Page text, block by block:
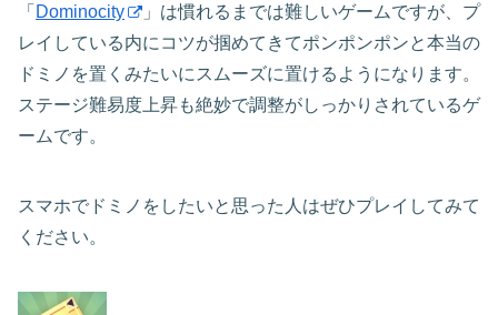
「 Dominocity
」は慣れるまでは難しいゲームですが、プ
レイしている内にコツが掴めてきてポンポンポンと本当の
ドミノを置くみたいにスムーズに置けるようになります。
ステージ難易度上昇も絶妙で調整がしっかりされているゲ
ームです。
スマホでドミノをしたいと思った人はぜひプレイしてみて
ください。